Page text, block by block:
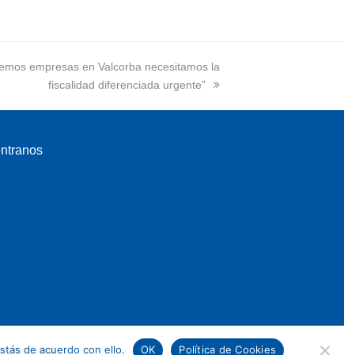
empresas en Valcorba necesitamos la
fiscalidad diferenciada urgente”
privacidad
de acuerdo con ello. OK Política de Cookies